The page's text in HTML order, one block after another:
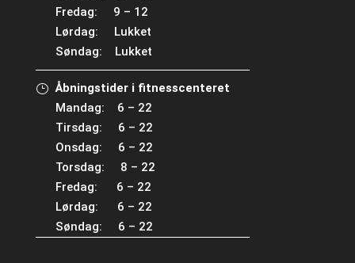
Fredag: 9 – 12
Lørdag: Lukket
Søndag: Lukket
Åbningstider i fitnesscenteret
Mandag: 6 – 22
Tirsdag: 6 – 22
Onsdag: 6 – 22
Torsdag: 8 – 22
Fredag: 6 – 22
Lørdag: 6 – 22
Søndag: 6 – 22